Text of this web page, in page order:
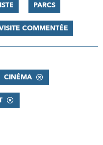
PARCS
COMMENTÉE
CINÉMA